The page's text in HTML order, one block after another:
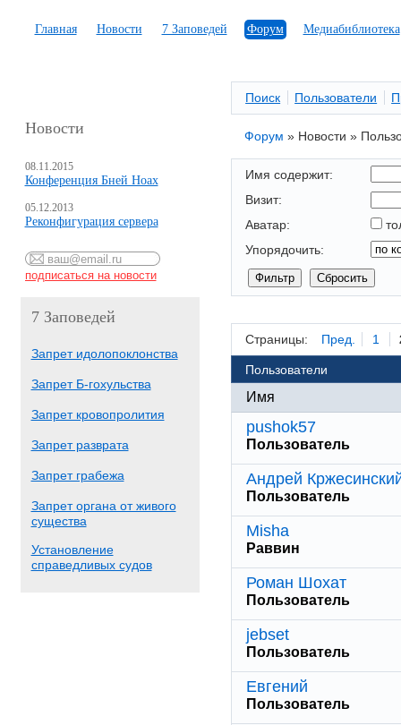
Главная Новости 7 Заповедей Форум Медиабиблиотека
Новости
08.11.2015
Конференция Бней Ноах
05.12.2013
Реконфигурация сервера
7 Заповедей
Запрет идолопоклонства
Запрет Б-гохульства
Запрет кровопролития
Запрет разврата
Запрет грабежа
Запрет органа от живого
существа
Установление
справедливых судов
Поиск Пользователи
Форум » Новости »
Имя содержит:
Визит:
Аватар:
Упорядочить:
Страницы: Пред. 1
Пользователи
Имя
pushok57
Пользователь
Андрей
Пользователь
Misha
Раввин
Роман Шохат
Пользователь
jebset
Пользователь
Евгений
Пользователь